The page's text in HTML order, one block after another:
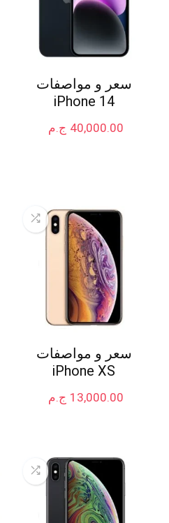
سعر و مواصفات
iPhone 14
ج.م 40,000.00
سعر و مواصفات
iPhone XS
ج.م 13,000.00